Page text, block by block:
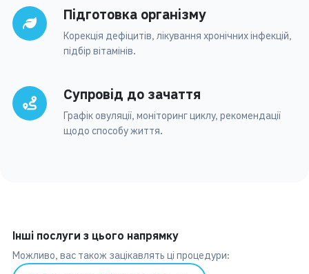
Підготовка організму
Корекція дефіцитів, лікування хронічних інфекцій,
підбір вітамінів.
Супровід до зачаття
Графік овуляції, моніторинг циклу, рекомендації
щодо способу життя.
Інші послуги з цього напрямку
Можливо, вас також зацікавлять ці процедури: